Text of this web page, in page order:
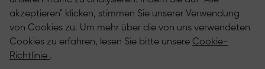
akzeptieren" klicken, stimmen Sie unserer Verwendung
von Cookies zu. Um mehr über die von uns verwendeten
Cookies zu erfahren, lesen Sie bitte unsere Cookie-
Richtlinie .